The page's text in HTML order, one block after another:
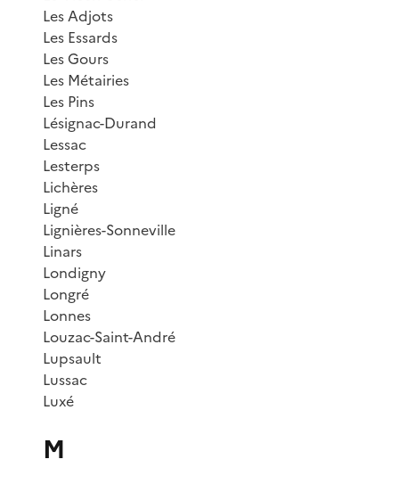
Les Adjots
Les Essards
Les Gours
Les Métairies
Les Pins
Lésignac-Durand
Lessac
Lesterps
Lichères
Ligné
Lignières-Sonneville
Linars
Londigny
Longré
Lonnes
Louzac-Saint-André
Lupsault
Lussac
Luxé
M